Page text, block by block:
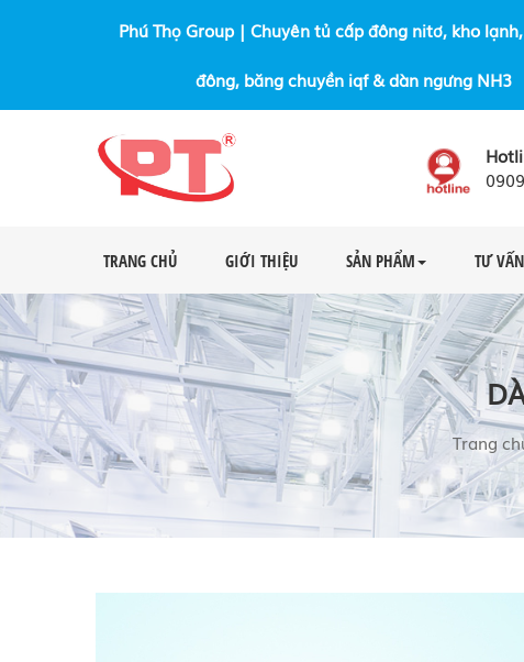
Phú Thọ Group | Chuyên tủ cấp đông nitơ, kho
đông, băng chuyền iqf & dàn ngưng NH3
TRANG CHỦ GIỚI THIỆU SẢN PHẨM TƯ
Trang